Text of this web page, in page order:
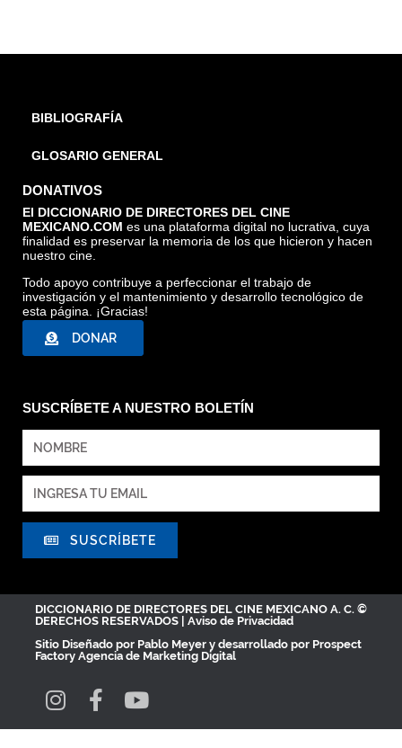
BIBLIOGRAFÍA
GLOSARIO GENERAL
DONATIVOS
El DICCIONARIO DE DIRECTORES DEL CINE
MEXICANO.COM es una plataforma digital no lucrativa, cuya
finalidad es preservar la memoria de los que hicieron y hacen
nuestro cine.
Todo apoyo contribuye a perfeccionar el trabajo de
investigación y el mantenimiento y desarrollo tecnológico de
esta página. ¡Gracias!
DONAR
SUSCRÍBETE A NUESTRO BOLETÍN
SUSCRÍBETE
DICCIONARIO DE DIRECTORES DEL CINE MEXICANO A. C. ©
DERECHOS RESERVADOS | Aviso de Privacidad
Sitio Diseñado por Pablo Meyer y desarrollado por Prospect
Factory Agencia de Marketing Digital